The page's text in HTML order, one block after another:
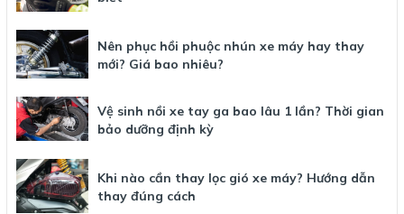
Nên phục hồi phuộc nhún xe máy hay thay
mới? Giá bao nhiêu?
Vệ sinh nồi xe tay ga bao lâu 1 lần? Thời gian
bảo dưỡng định kỳ
Khi nào cần thay lọc gió xe máy? Hướng dẫn
thay đúng cách